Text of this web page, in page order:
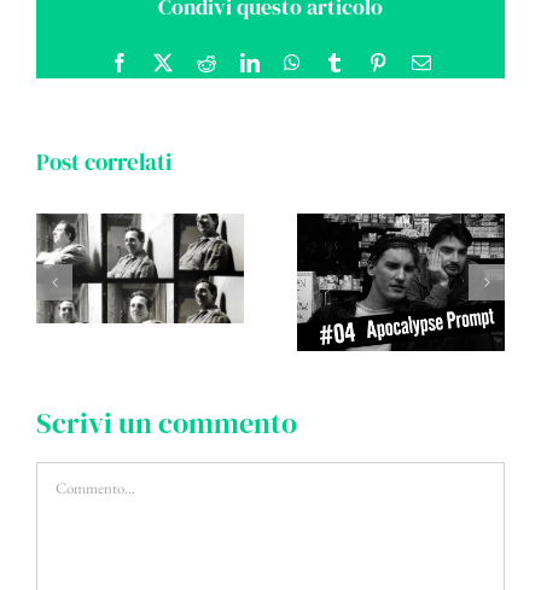
Condivi questo articolo
Facebook RedditLinkedInWhatsApp
Tumblr PinterestEmail
Post correlati
Scrivi un commento
Commento